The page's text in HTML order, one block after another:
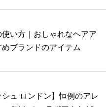
使い方｜おしゃれなヘアア
ブランドのアイテム
シュ ロンドン】恒例のアレ